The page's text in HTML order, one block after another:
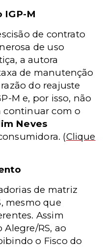
IGP-M
de contrato
de uso
a autora
de manutenção
do reajuste
M e, por isso, não
continuar com o
Neves
(Clique
de matriz
mesmo que
Assim
RS, ao
o Fisco do